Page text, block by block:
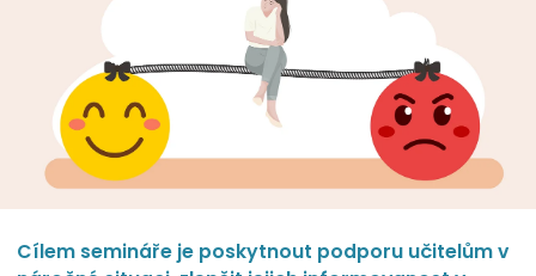
Cílem semináře je poskytnout podporu učitelům v